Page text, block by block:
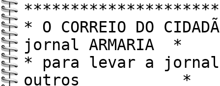
* O CORREIO DO
jornal ARMARIA *
* para levar a
outros *